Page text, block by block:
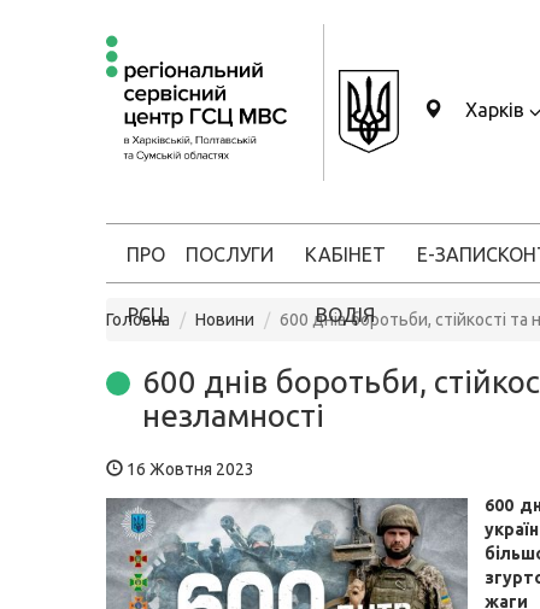
Харків
ПРО
РСЦ
ПОСЛУГИ КАБІНЕТ
ВОДІЯ
Е-ЗАПИС
Головна Новини 600 днів боротьби, стійкості та
600 днів боротьби,
незламності
16 Жовтня 2023
600